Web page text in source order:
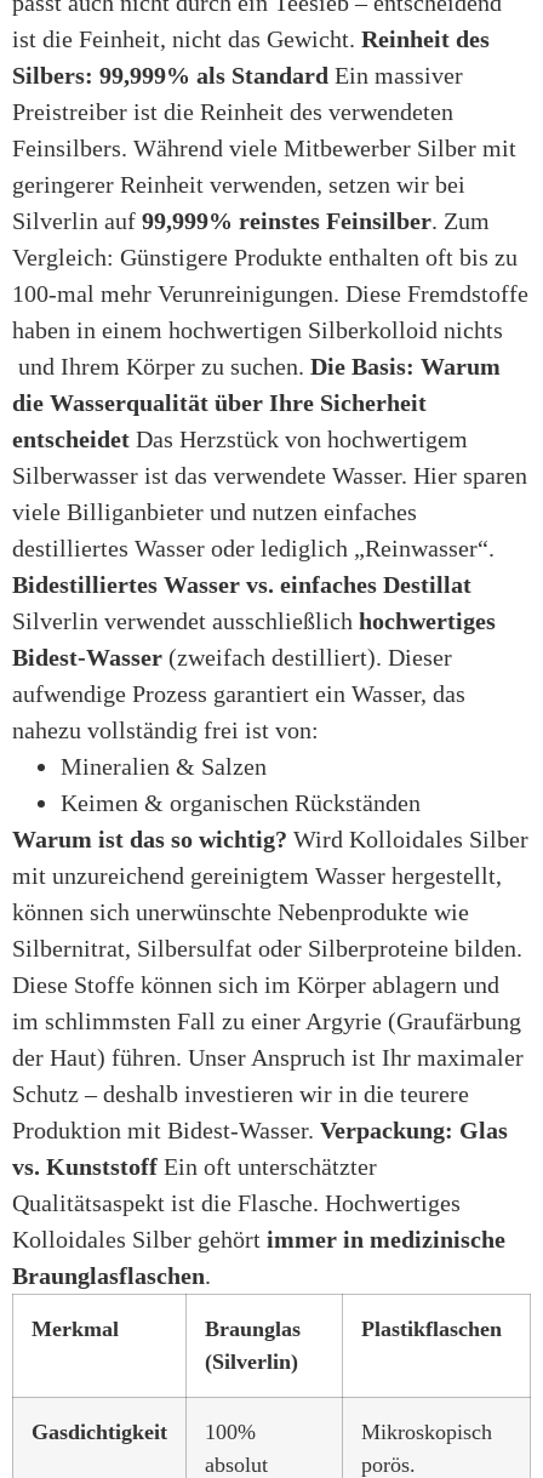
ist die Feinheit, nicht das Gewicht. Reinheit des
Silbers: 99,999% als Standard Ein massiver
Preistreiber ist die Reinheit des verwendeten
Feinsilbers. Während viele Mitbewerber Silber mit
geringerer Reinheit verwenden, setzen wir bei
Silverlin auf 99,999% reinstes Feinsilber. Zum
Vergleich: Günstigere Produkte enthalten oft bis zu
100-mal mehr Verunreinigungen. Diese Fremdstoffe
haben in einem hochwertigen Silberkolloid nichts
und Ihrem Körper zu suchen. Die Basis: Warum
die Wasserqualität über Ihre Sicherheit
entscheidet Das Herzstück von hochwertigem
Silberwasser ist das verwendete Wasser. Hier sparen
viele Billiganbieter und nutzen einfaches
destilliertes Wasser oder lediglich „Reinwasser“.
Bidestilliertes Wasser vs. einfaches Destillat
Silverlin verwendet ausschließlich hochwertiges
Bidest-Wasser (zweifach destilliert). Dieser
aufwendige Prozess garantiert ein Wasser, das
nahezu vollständig frei ist von:
Mineralien & Salzen
Keimen & organischen Rückständen
Warum ist das so wichtig? Wird Kolloidales Silber
mit unzureichend gereinigtem Wasser hergestellt,
können sich unerwünschte Nebenprodukte wie
Silbernitrat, Silbersulfat oder Silberproteine bilden.
Diese Stoffe können sich im Körper ablagern und
im schlimmsten Fall zu einer Argyrie (Graufärbung
der Haut) führen. Unser Anspruch ist Ihr maximaler
Schutz – deshalb investieren wir in die teurere
Produktion mit Bidest-Wasser. Verpackung: Glas
vs. Kunststoff Ein oft unterschätzter
Qualitätsaspekt ist die Flasche. Hochwertiges
Kolloidales Silber gehört immer in medizinische
Braunglasflaschen.
Merkmal
Braunglas
(Silverlin)
Plastikflaschen
Gasdichtigkeit
100%
absolut
Mikroskopisch
porös.